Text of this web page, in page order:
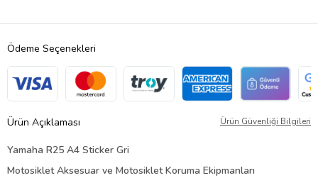
Ödeme Seçenekleri
Ürün Açıklaması Ürün Güvenliği Bilgileri
Yamaha R25 A4 Sticker Gri
Motosiklet Aksesuar ve Motosiklet Koruma Ekipmanları